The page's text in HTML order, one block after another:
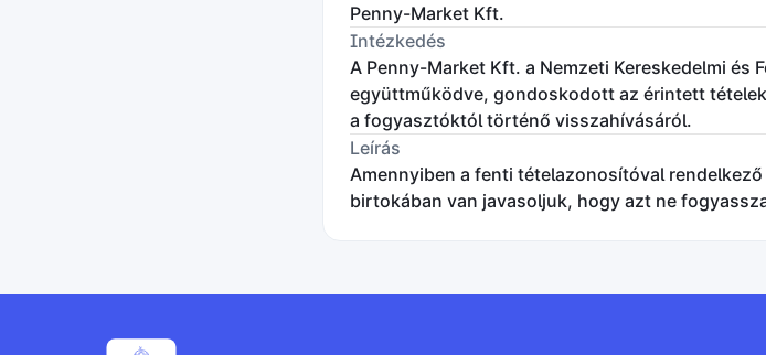
Penny-Market Kft.
Intézkedés
A Penny-Market Kft. a Nemzeti Kereskedelmi és
együttműködve, gondoskodott az érintett
a fogyasztóktól történő visszahívásáról.
Leírás
Amennyiben a fenti tételazonosítóval
birtokában van javasoljuk, hogy azt ne